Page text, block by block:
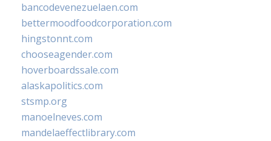
bancodevenezuelaen.com
bettermoodfoodcorporation.com
hingstonnt.com
chooseagender.com
hoverboardssale.com
alaskapolitics.com
stsmp.org
manoelneves.com
mandelaeffectlibrary.com